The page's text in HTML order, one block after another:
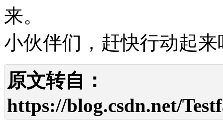
来。
小伙伴们，赶快行动起来
原文转自：
https://blog.csdn.net/